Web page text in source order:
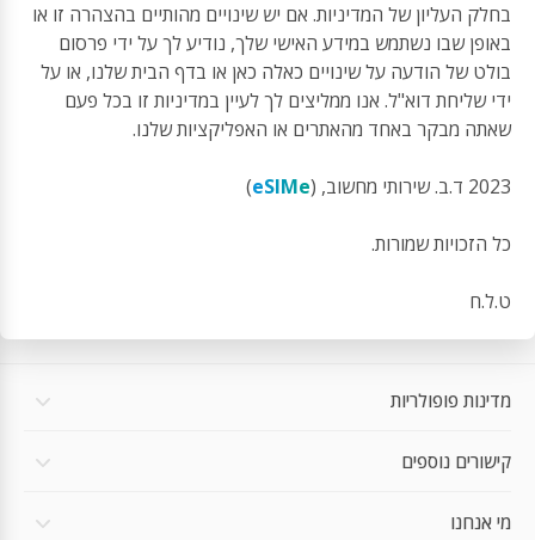
בחלק העליון של המדיניות. אם יש שינויים מהותיים בהצהרה זו או
באופן שבו נשתמש במידע האישי שלך, נודיע לך על ידי פרסום
בולט של הודעה על שינויים כאלה כאן או בדף הבית שלנו, או על
ידי שליחת דוא"ל. אנו ממליצים לך לעיין במדיניות זו בכל פעם
שאתה מבקר באחד מהאתרים או האפליקציות שלנו.
2023 ד.ב. שירותי מחשוב, ( eSIMe
)
כל הזכויות שמורות.
ט.ל.ח
מדינות פופולריות
קישורים נוספים
מי אנחנו